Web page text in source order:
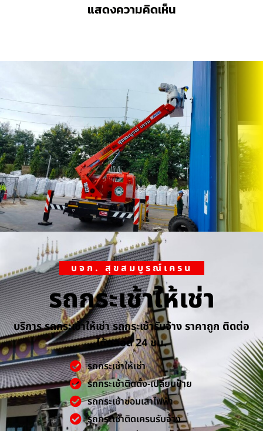
แสดงความคิดเห็น
บจก. สุขสมบูรณ์เครน
รถกระเช้าให้เช่า
บริการ รถกระเช้าให้เช่า รถกระเช้ารับจ้าง ราคาถูก ติดต่อ
ได้ตลอด 24 ชม.
รถกระเช้าให้เช่า
รถกระเช้าติดตั้ง-เปลี่ยนป้าย
รถกระเช้าซ่อมเสาไฟฟ้า
รถกระเช้าติดเครนรับจ้าง